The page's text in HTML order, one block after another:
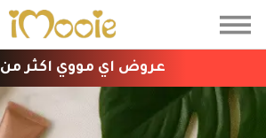
عروض اي مووي اكثر من 55%